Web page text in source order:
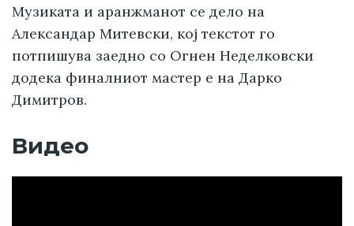
Музиката и аранжманот се дело на
Александар Митевски, кој текстот го
потпишува заедно со Огнен Неделковски
додека финалниот мастер е на Дарко
Димитров.
Видео